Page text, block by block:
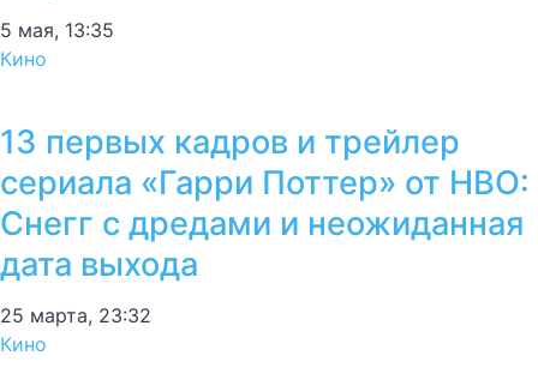
5 мая, 13:35
Кино
13 первых кадров и трейлер
сериала «Гарри Поттер» от HBO:
Снегг с дредами и неожиданная
дата выхода
25 марта, 23:32
Кино